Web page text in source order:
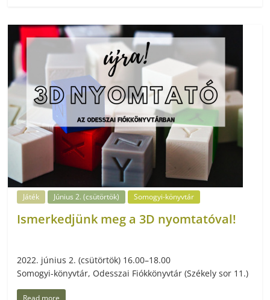
Játék Június 2. (csütörtök) Somogyi-könyvtár
Ismerkedjünk meg a 3D nyomtatóval!
2022. június 2. (csütörtök) 16.00–18.00
Somogyi-könyvtár, Odesszai Fiókkönyvtár (Székely sor 11.)
Read more